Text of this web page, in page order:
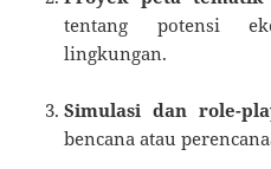
tentang potensi
lingkungan.
Simulasi dan role-
bencana atau